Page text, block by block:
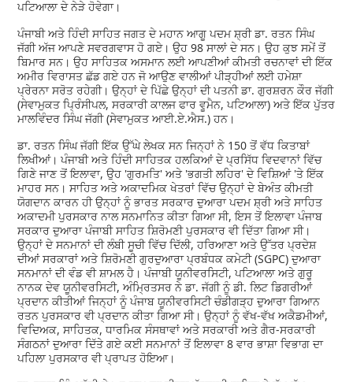
ਪਟਿਆਲਾ ਦੇ ਨੇੜੇ ਹੋਵੇਗਾ।
ਪੰਜਾਬੀ ਅਤੇ ਹਿੰਦੀ ਸਾਹਿਤ ਜਗਤ ਦੇ ਮਹਾਨ ਆਗੂ ਪਦਮ ਸ਼੍ਰੀ ਡਾ. ਰਤਨ ਸਿੰਘ
ਜੱਗੀ ਅੱਜ ਆਪਣੇ ਸਵਰਗਵਾਸ ਹੋ ਗਏ। ਉਹ 98 ਸਾਲਾਂ ਦੇ ਸਨ। ਉਹ ਕੁਝ ਸਮੇਂ ਤੋਂ
ਬਿਮਾਰ ਸਨ। ਉਹ ਸਾਹਿਤਕ ਅਸਮਾਨ ਲਈ ਆਪਣੀਆਂ ਕੀਮਤੀ ਰਚਨਾਵਾਂ ਦੀ ਇੱਕ
ਅਮੀਰ ਵਿਰਾਸਤ ਛੱਡ ਗਏ ਹਨ ਜੋ ਆਉਣ ਵਾਲੀਆਂ ਪੀੜ੍ਹੀਆਂ ਲਈ ਹਮੇਸ਼ਾ
ਪ੍ਰੇਰਨਾ ਸਰੋਤ ਰਹੇਗੀ। ਉਨ੍ਹਾਂ ਦੇ ਪਿੱਛੇ ਉਨ੍ਹਾਂ ਦੀ ਪਤਨੀ ਡਾ. ਗੁਰਸ਼ਰਨ ਕੌਰ ਜੱਗੀ
(ਸੇਵਾਮੁਕਤ ਪ੍ਰਿੰਸੀਪਲ, ਸਰਕਾਰੀ ਕਾਲਜ ਫਾਰ ਵੂਮੈਨ, ਪਟਿਆਲਾ) ਅਤੇ ਇੱਕ ਪੁੱਤਰ
ਮਾਲਵਿੰਦਰ ਸਿੰਘ ਜੱਗੀ (ਸੇਵਾਮੁਕਤ ਆਈ.ਏ.ਐਸ.) ਹਨ।
ਡਾ. ਰਤਨ ਸਿੰਘ ਜੱਗੀ ਇੱਕ ਉੱਘੇ ਲੇਖਕ ਸਨ ਜਿਨ੍ਹਾਂ ਨੇ 150 ਤੋਂ ਵੱਧ ਕਿਤਾਬਾਂ
ਲਿਖੀਆਂ। ਪੰਜਾਬੀ ਅਤੇ ਹਿੰਦੀ ਸਾਹਿਤਕ ਹਲਕਿਆਂ ਦੇ ਪ੍ਰਸਿੱਧ ਵਿਦਵਾਨਾਂ ਵਿੱਚ
ਗਿਣੇ ਜਾਣ ਤੋਂ ਇਲਾਵਾ, ਉਹ 'ਗੁਰਮਤਿ' ਅਤੇ 'ਭਗਤੀ ਲਹਿਰ' ਦੇ ਵਿਸ਼ਿਆਂ 'ਤੇ ਇੱਕ
ਮਾਹਰ ਸਨ। ਸਾਹਿਤ ਅਤੇ ਅਕਾਦਮਿਕ ਖੇਤਰਾਂ ਵਿੱਚ ਉਨ੍ਹਾਂ ਦੇ ਬੇਅੰਤ ਕੀਮਤੀ
ਯੋਗਦਾਨ ਕਾਰਨ ਹੀ ਉਨ੍ਹਾਂ ਨੂੰ ਭਾਰਤ ਸਰਕਾਰ ਦੁਆਰਾ ਪਦਮ ਸ਼੍ਰੀ ਅਤੇ ਸਾਹਿਤ
ਅਕਾਦਮੀ ਪੁਰਸਕਾਰ ਨਾਲ ਸਨਮਾਨਿਤ ਕੀਤਾ ਗਿਆ ਸੀ, ਇਸ ਤੋਂ ਇਲਾਵਾ ਪੰਜਾਬ
ਸਰਕਾਰ ਦੁਆਰਾ ਪੰਜਾਬੀ ਸਾਹਿਤ ਸ਼ਿਰੋਮਣੀ ਪੁਰਸਕਾਰ ਵੀ ਦਿੱਤਾ ਗਿਆ ਸੀ।
ਉਨ੍ਹਾਂ ਦੇ ਸਨਮਾਨਾਂ ਦੀ ਲੰਬੀ ਸੂਚੀ ਵਿੱਚ ਦਿੱਲੀ, ਹਰਿਆਣਾ ਅਤੇ ਉੱਤਰ ਪ੍ਰਦੇਸ਼
ਦੀਆਂ ਸਰਕਾਰਾਂ ਅਤੇ ਸ਼ਿਰੋਮਣੀ ਗੁਰਦੁਆਰਾ ਪ੍ਰਬੰਧਕ ਕਮੇਟੀ (SGPC) ਦੁਆਰਾ
ਸਨਮਾਨਾਂ ਦੀ ਵੰਡ ਵੀ ਸ਼ਾਮਲ ਹੈ। ਪੰਜਾਬੀ ਯੂਨੀਵਰਸਿਟੀ, ਪਟਿਆਲਾ ਅਤੇ ਗੁਰੂ
ਨਾਨਕ ਦੇਵ ਯੂਨੀਵਰਸਿਟੀ, ਅੰਮ੍ਰਿਤਸਰ ਨੇ ਡਾ. ਜੱਗੀ ਨੂੰ ਡੀ. ਲਿਟ ਡਿਗਰੀਆਂ
ਪ੍ਰਦਾਨ ਕੀਤੀਆਂ ਜਿਨ੍ਹਾਂ ਨੂੰ ਪੰਜਾਬ ਯੂਨੀਵਰਸਿਟੀ ਚੰਡੀਗੜ੍ਹ ਦੁਆਰਾ ਗਿਆਨ
ਰਤਨ ਪੁਰਸਕਾਰ ਵੀ ਪ੍ਰਦਾਨ ਕੀਤਾ ਗਿਆ ਸੀ। ਉਨ੍ਹਾਂ ਨੂੰ ਵੱਖ-ਵੱਖ ਅਕੈਡਮੀਆਂ,
ਵਿਦਿਅਕ, ਸਾਹਿਤਕ, ਧਾਰਮਿਕ ਸੰਸਥਾਵਾਂ ਅਤੇ ਸਰਕਾਰੀ ਅਤੇ ਗੈਰ-ਸਰਕਾਰੀ
ਸੰਗਠਨਾਂ ਦੁਆਰਾ ਦਿੱਤੇ ਗਏ ਕਈ ਸਨਮਾਨਾਂ ਤੋਂ ਇਲਾਵਾ 8 ਵਾਰ ਭਾਸ਼ਾ ਵਿਭਾਗ ਦਾ
ਪਹਿਲਾ ਪੁਰਸਕਾਰ ਵੀ ਪ੍ਰਾਪਤ ਹੋਇਆ।